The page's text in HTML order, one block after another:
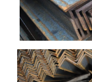
БЛОГ
КОНТАКТЫ